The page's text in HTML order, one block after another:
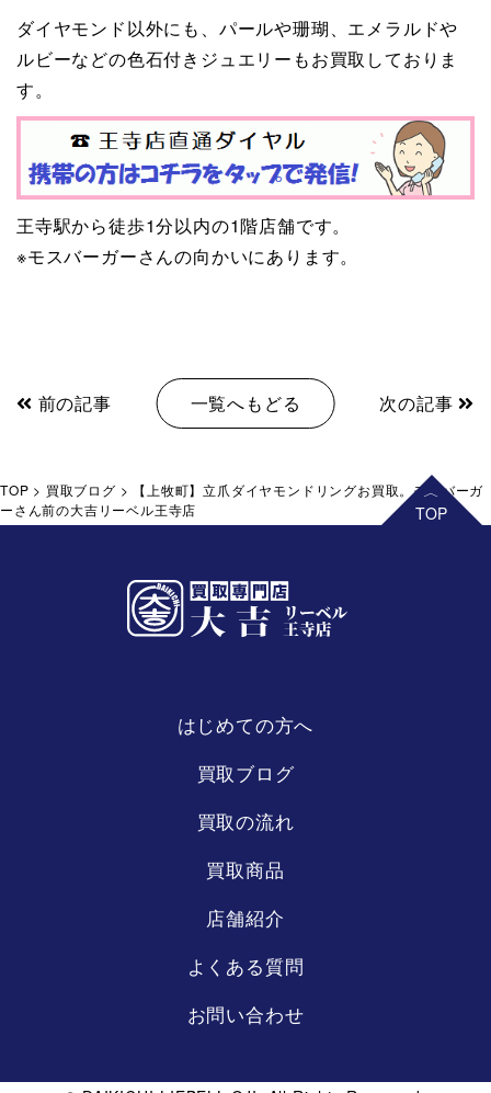
ダイヤモンド以外にも、パールや珊瑚、エメラルドや
ルビーなどの色石付きジュエリーもお買取しておりま
す。
王寺駅から徒歩1分以内の1階店舗です。
※モスバーガーさんの向かいにあります。
前の記事 一覧へもどる 次の記事
TOP > 買取ブログ >
【上牧町】立爪ダイヤモンドリングお買取。モスバーガ
ーさん前の大吉リーベル王寺店
リーベル
王寺店
はじめての方へ
買取ブログ
買取の流れ
買取商品
店舗紹介
よくある質問
お問い合わせ